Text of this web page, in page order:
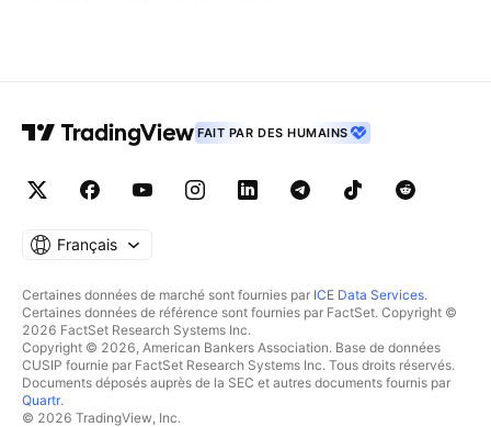
FAIT PAR DES HUMAINS
Français
Certaines données de marché sont fournies par ICE Data Services.
Certaines données de référence sont fournies par FactSet. Copyright ©
2026 FactSet Research Systems Inc.
Copyright © 2026, American Bankers Association. Base de données
CUSIP fournie par FactSet Research Systems Inc. Tous droits réservés.
Documents déposés auprès de la SEC et autres documents fournis par
Quartr.
© 2026 TradingView, Inc.